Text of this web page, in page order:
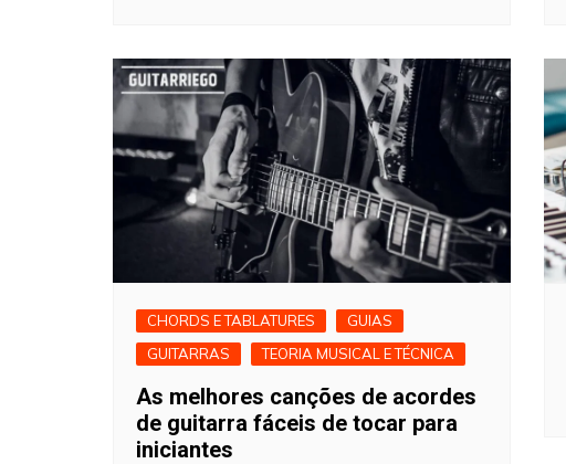
CHORDS E TABLATURES
GUIAS
GUITARRAS
TEORIA MUSICAL E TÉCNICA
As melhores canções de acordes
de guitarra fáceis de tocar para
iniciantes